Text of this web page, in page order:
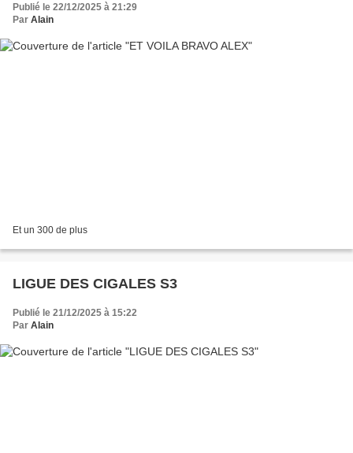
Publié le 22/12/2025 à 21:29
Par Alain
Et un 300 de plus
LIGUE DES CIGALES S3
Publié le 21/12/2025 à 15:22
Par Alain